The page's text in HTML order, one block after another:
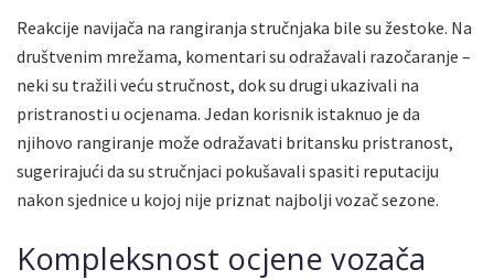
Reakcije navijača na rangiranja stručnjaka bile su žestoke. Na
društvenim mrežama, komentari su odražavali razočaranje –
neki su tražili veću stručnost, dok su drugi ukazivali na
pristranosti u ocjenama. Jedan korisnik istaknuo je da
njihovo rangiranje može odražavati britansku pristranost,
sugerirajući da su stručnjaci pokušavali spasiti reputaciju
nakon sjednice u kojoj nije priznat najbolji vozač sezone.
Kompleksnost ocjene vozača